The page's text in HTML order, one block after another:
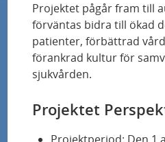
Känselnedsättning vid
med nya tekniker
Projektet pågår fram till
förväntas bidra till ökad
patienter, förbättrad
förankrad kultur för
sjukvården.
Projektet